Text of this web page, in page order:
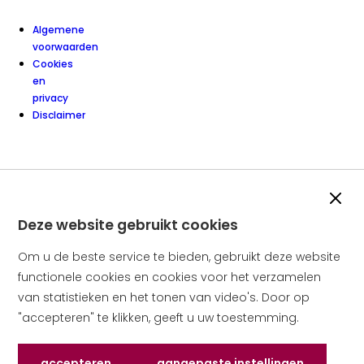
Deze website gebruikt cookies
Om u de beste service te bieden, gebruikt deze website
functionele cookies en cookies voor het verzamelen
van statistieken en het tonen van video's. Door op
"accepteren" te klikken, geeft u uw toestemming.
Algemene
voorwaarden
Cookies
en
privacy
Disclaimer